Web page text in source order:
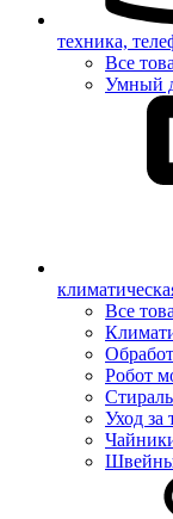
техника,
Все
Умный
Все
Робот
Уход за